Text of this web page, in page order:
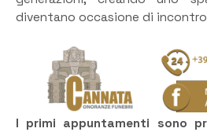
diventano occasione di
I primi appuntamenti sono